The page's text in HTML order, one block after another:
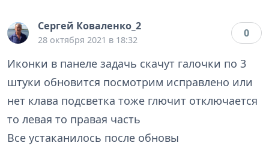
Сергей Коваленко_2
28 октября 2021 в 18:32
0
Иконки в панеле задачь скачут галочки по 3
штуки обновится посмотрим исправлено или
нет клава подсветка тоже глючит отключается
то левая то правая часть
Все устаканилось после обновы